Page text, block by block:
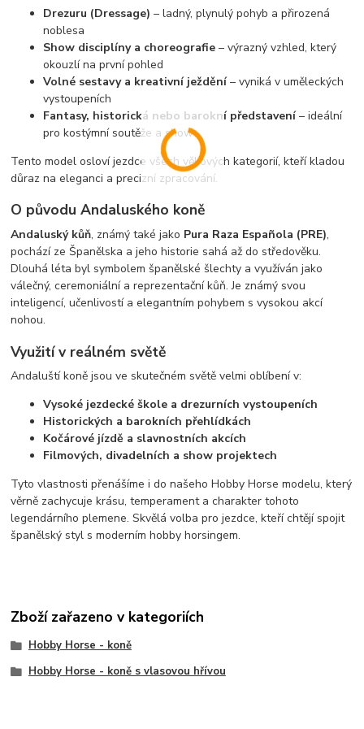
Drezuru (Dressage) – ladný, plynulý pohyb a přirozená
noblesa
Show disciplíny a choreografie – výrazný vzhled, který
okouzlí na první pohled
Volné sestavy a kreativní ježdění– vyniká v uměleckých
vystoupeních
Fantasy, historická nebo barokní představení– ideální
pro kostýmní soutěže a show
Tento model osloví jezdce všech věkových kategorií, kteří kladou
důraz na eleganci a precizní zpracování.
O původu Andaluského koně
Andaluský kůň, známý také jako Pura Raza Española (PRE),
pochází ze Španělska a jeho historie sahá až do středověku.
Dlouhá léta byl symbolem španělské šlechty a využíván jako
válečný, ceremoniální a reprezentační kůň. Je známý svou
inteligencí, učenlivostí a elegantním pohybem s vysokou akcí
nohou.
Využití v reálném světě
Andaluští koně jsou ve skutečném světě velmi oblíbení v:
Vysoké jezdecké škole a drezurních vystoupeních
Historických a barokních přehlídkách
Kočárové jízdě a slavnostních akcích
Filmových, divadelních a show projektech
Tyto vlastnosti přenášíme i do našeho Hobby Horse modelu, který
věrně zachycuje krásu, temperament a charakter tohoto
legendárního plemene. Skvělá volba pro jezdce, kteří chtějí spojit
španělský styl s moderním hobby horsingem.
Zboží zařazeno v kategoriích
Hobby Horse - koně
Hobby Horse - koně s vlasovou hřívou